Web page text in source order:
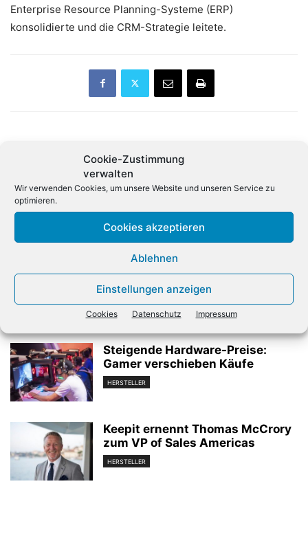
Cookie-Zustimmung
verwalten
Wir verwenden Cookies, um unsere Website und unseren Service zu
optimieren.
Cookies akzeptieren
Ablehnen
Einstellungen anzeigen
Cookies Datenschutz Impressum
Enterprise Resource Planning-Systeme (ERP)
konsolidierte und die CRM-Strategie leitete.
Apple und Amazon weisen
Bericht über Spionage-
Chips zurück
Umfrage: Stationärer Handel
Verwandte Artikel
Chipwerte mit erneutem
Erholungsschub
HERSTELLER
Steigende Hardware-Preise:
Gamer verschieben Käufe
HERSTELLER
Keepit ernennt Thomas McCrory
zum VP of Sales Americas
HERSTELLER